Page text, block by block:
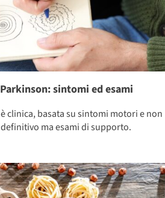
sintomi ed esami
clinica, basata su sintomi motori e non
ma esami di supporto.